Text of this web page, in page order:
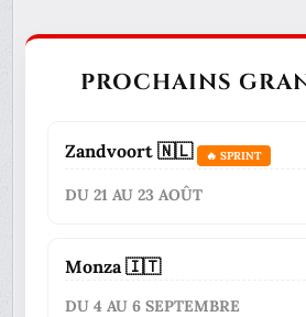
PROCHAINS
Zandvoort 🇳🇱 🔥 SPRINT
DU 21 AU 23 AOÛT
Monza 🇮🇹
DU 4 AU 6 SEPTEMBRE